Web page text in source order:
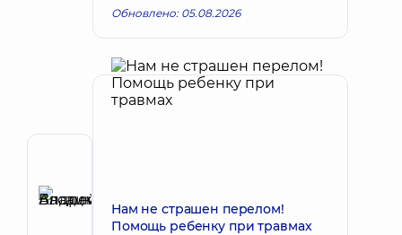
Басацкий
Андрей
Запись к врачу
Обновлено: 05.08.2026
Нам не страшен перелом!
Помощь ребенку при травмах